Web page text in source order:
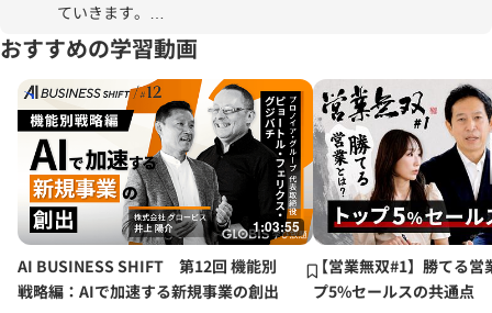
ていきます。
お客様とのセッションをする前の、前提となる知識を整理す
ることができました。
おすすめの学習動画
1:03:55
AI BUSINESS SHIFT 第12回 機能別
戦略編：AIで加速する新規事業の創出
【営業無双#1】勝てる営
プ5%セールスの共通点